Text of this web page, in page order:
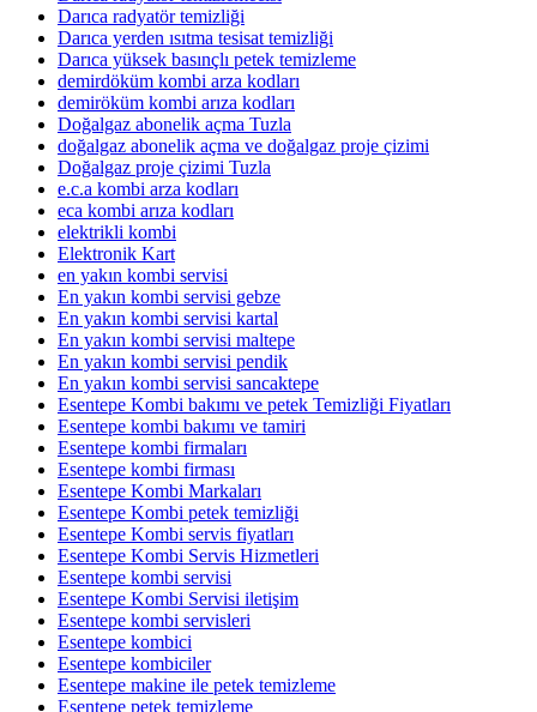
Darıca radyatör temizliği
Darıca yerden ısıtma tesisat temizliği
Darıca yüksek basınçlı petek temizleme
demirdöküm kombi arza kodları
demiröküm kombi arıza kodları
Doğalgaz abonelik açma Tuzla
doğalgaz abonelik açma ve doğalgaz proje çizimi
Doğalgaz proje çizimi Tuzla
e.c.a kombi arza kodları
eca kombi arıza kodları
elektrikli kombi
Elektronik Kart
en yakın kombi servisi
En yakın kombi servisi gebze
En yakın kombi servisi kartal
En yakın kombi servisi maltepe
En yakın kombi servisi pendik
En yakın kombi servisi sancaktepe
Esentepe Kombi bakımı ve petek Temizliği Fiyatları
Esentepe kombi bakımı ve tamiri
Esentepe kombi firmaları
Esentepe kombi firması
Esentepe Kombi Markaları
Esentepe Kombi petek temizliği
Esentepe Kombi servis fiyatları
Esentepe Kombi Servis Hizmetleri
Esentepe kombi servisi
Esentepe Kombi Servisi iletişim
Esentepe kombi servisleri
Esentepe kombici
Esentepe kombiciler
Esentepe makine ile petek temizleme
Esentepe petek temizleme